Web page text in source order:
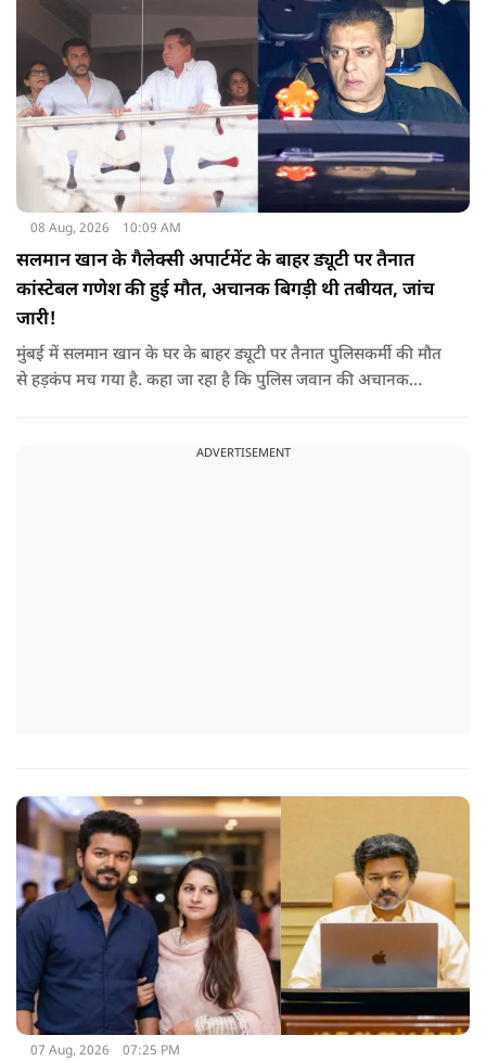
08 Aug, 2026 10:09 AM
सलमान खान के गैलेक्सी अपार्टमेंट के बाहर ड्यूटी पर तैनात
कांस्टेबल गणेश की हुई मौत, अचानक बिगड़ी थी तबीयत, जांच
जारी!
मुंबई में सलमान खान के घर के बाहर ड्यूटी पर तैनात पुलिसकर्मी की मौत
से हड़कंप मच गया है. कहा जा रहा है कि पुलिस जवान की अचानक
ADVERTISEMENT
07 Aug, 2026 07:25 PM